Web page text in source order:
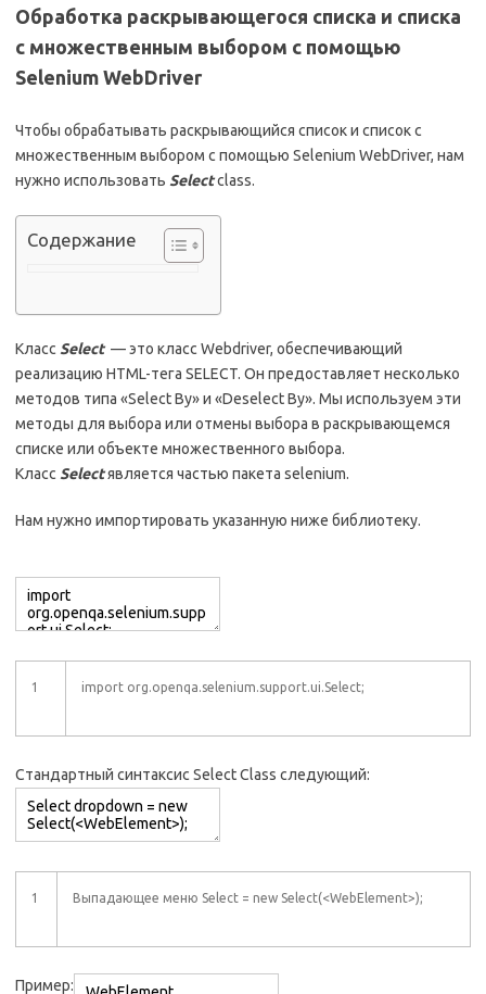
Обработка раскрывающегося списка и списка
с множественным выбором с помощью
Selenium WebDriver
Чтобы обрабатывать раскрывающийся список и список с
множественным выбором с помощью Selenium WebDriver, нам
нужно использовать Selectclass.
Содержание
Класс Select — это класс Webdriver, обеспечивающий
реализацию HTML-тега SELECT. Он предоставляет несколько
методов типа «Select By» и «Deselect By». Мы используем эти
методы для выбора или отмены выбора в раскрывающемся
списке или объекте множественного выбора.
Класс Selectявляется частью пакета selenium.
Нам нужно импортировать указанную ниже библиотеку.
1 import org.openqa.selenium.support.ui.Select;
Стандартный синтаксис Select Class следующий:
1 Выпадающее меню Select = new Select(<WebElement>);
Пример: